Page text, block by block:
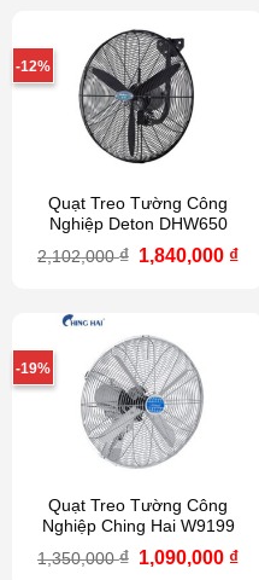
-12%
Quạt Treo Tường Công
Nghiệp Deton DHW650
2,102,000₫ Giá
1,840,000 ₫Giá
-19%
Quạt Treo Tường Công
Nghiệp Ching Hai W9199
1,350,000₫ Giá
1,090,000 ₫Giá